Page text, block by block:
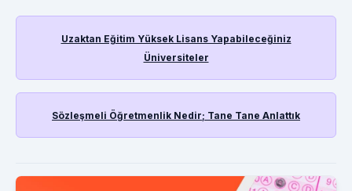
Uzaktan Eğitim Yüksek Lisans Yapabileceğiniz
Üniversiteler
Sözleşmeli Öğretmenlik Nedir; Tane Tane Anlattık